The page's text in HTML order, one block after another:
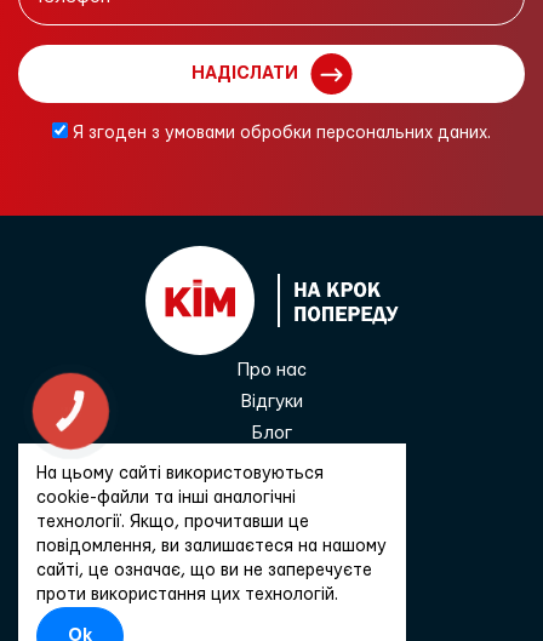
НАДІСЛАТИ
Я згоден з умовами обробки персональних даних.
Про нас
Відгуки
Блог
Контакти
0 800 33 68 45
Зв'язатися
На цьому сайті використовуються
cookie-файли та інші аналогічні
технології. Якщо, прочитавши це
повідомлення, ви залишаєтеся на нашому
сайті, це означає, що ви не заперечуєте
проти використання цих технологій.
Ok
КНОПКА
ЗВ'ЯЗКУ